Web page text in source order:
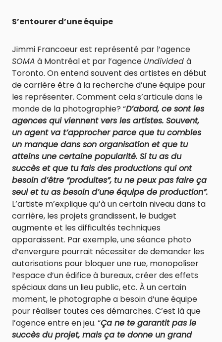
S’entourer d’une équipe
Jimmi Francoeur est représenté par l’agence
SOMA à Montréal et par l’agence Undivided à
Toronto. On entend souvent des artistes en début
de carrière être à la recherche d’une équipe pour
les représenter. Comment cela s’articule dans le
monde de la photographie? “D’abord, ce sont les
agences qui viennent vers les artistes. Souvent,
un agent va t’approcher parce que tu combles
un manque dans son organisation et que tu
atteins une certaine popularité. Si tu as du
succès et que tu fais des productions qui ont
besoin d’être “produites”, tu ne peux pas faire ça
seul et tu as besoin d’une équipe de production”.
L’artiste m’explique qu’à un certain niveau dans ta
carrière, les projets grandissent, le budget
augmente et les difficultés techniques
apparaissent. Par exemple, une séance photo
d’envergure pourrait nécessiter de demander les
autorisations pour bloquer une rue, monopoliser
l’espace d’un édifice à bureaux, créer des effets
spéciaux dans un lieu public, etc. À un certain
moment, le photographe a besoin d’une équipe
pour réaliser toutes ces démarches. C’est là que
l’agence entre en jeu. “Ça ne te garantit pas le
succès du projet, mais ça te donne un grand